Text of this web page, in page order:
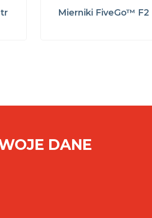
Mierniki FiveGo™ F2
DANE